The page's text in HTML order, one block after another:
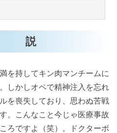
説
を持してキン肉マンチームに
しかしオペで精神注入を忘れ
を喪失しており、思わぬ苦戦
。こんなこと今じゃ医療事故
ろですよ（笑）。ドクターボ